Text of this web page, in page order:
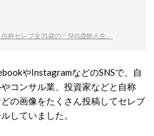
セレブ女31歳の「SNS虚飾人生」
やInstagramなどのSNSで、自
コンサル業、投資家などと自称
の画像をたくさん投稿してセレブ
していました。